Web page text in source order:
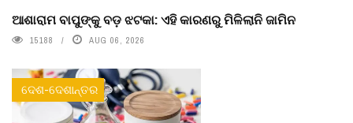
ଆଶାରାମ ବାପୁଙ୍କୁ ବଡ଼ ଝଟକା: ଏହି କାରଣରୁ ମିଳିଲାନି ଜାମିନ
15188 AUG 06, 2026
ଦେଶ-ଦେଶାନ୍ତର